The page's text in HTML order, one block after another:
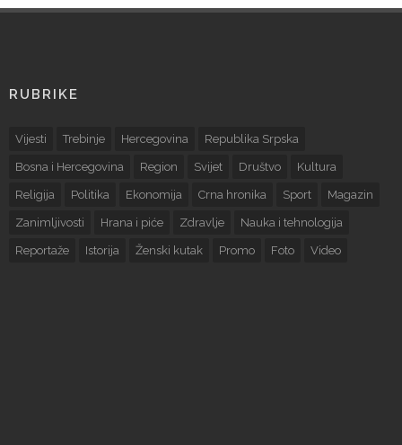
RUBRIKE
Vijesti Trebinje Hercegovina Republika Srpska
Bosna i Hercegovina Region Svijet Društvo Kultura
Religija Politika Ekonomija Crna hronika Sport Magazin
Zanimljivosti Hrana i piće Zdravlje Nauka i tehnologija
Reportaže Istorija Ženski kutak Promo Foto Video